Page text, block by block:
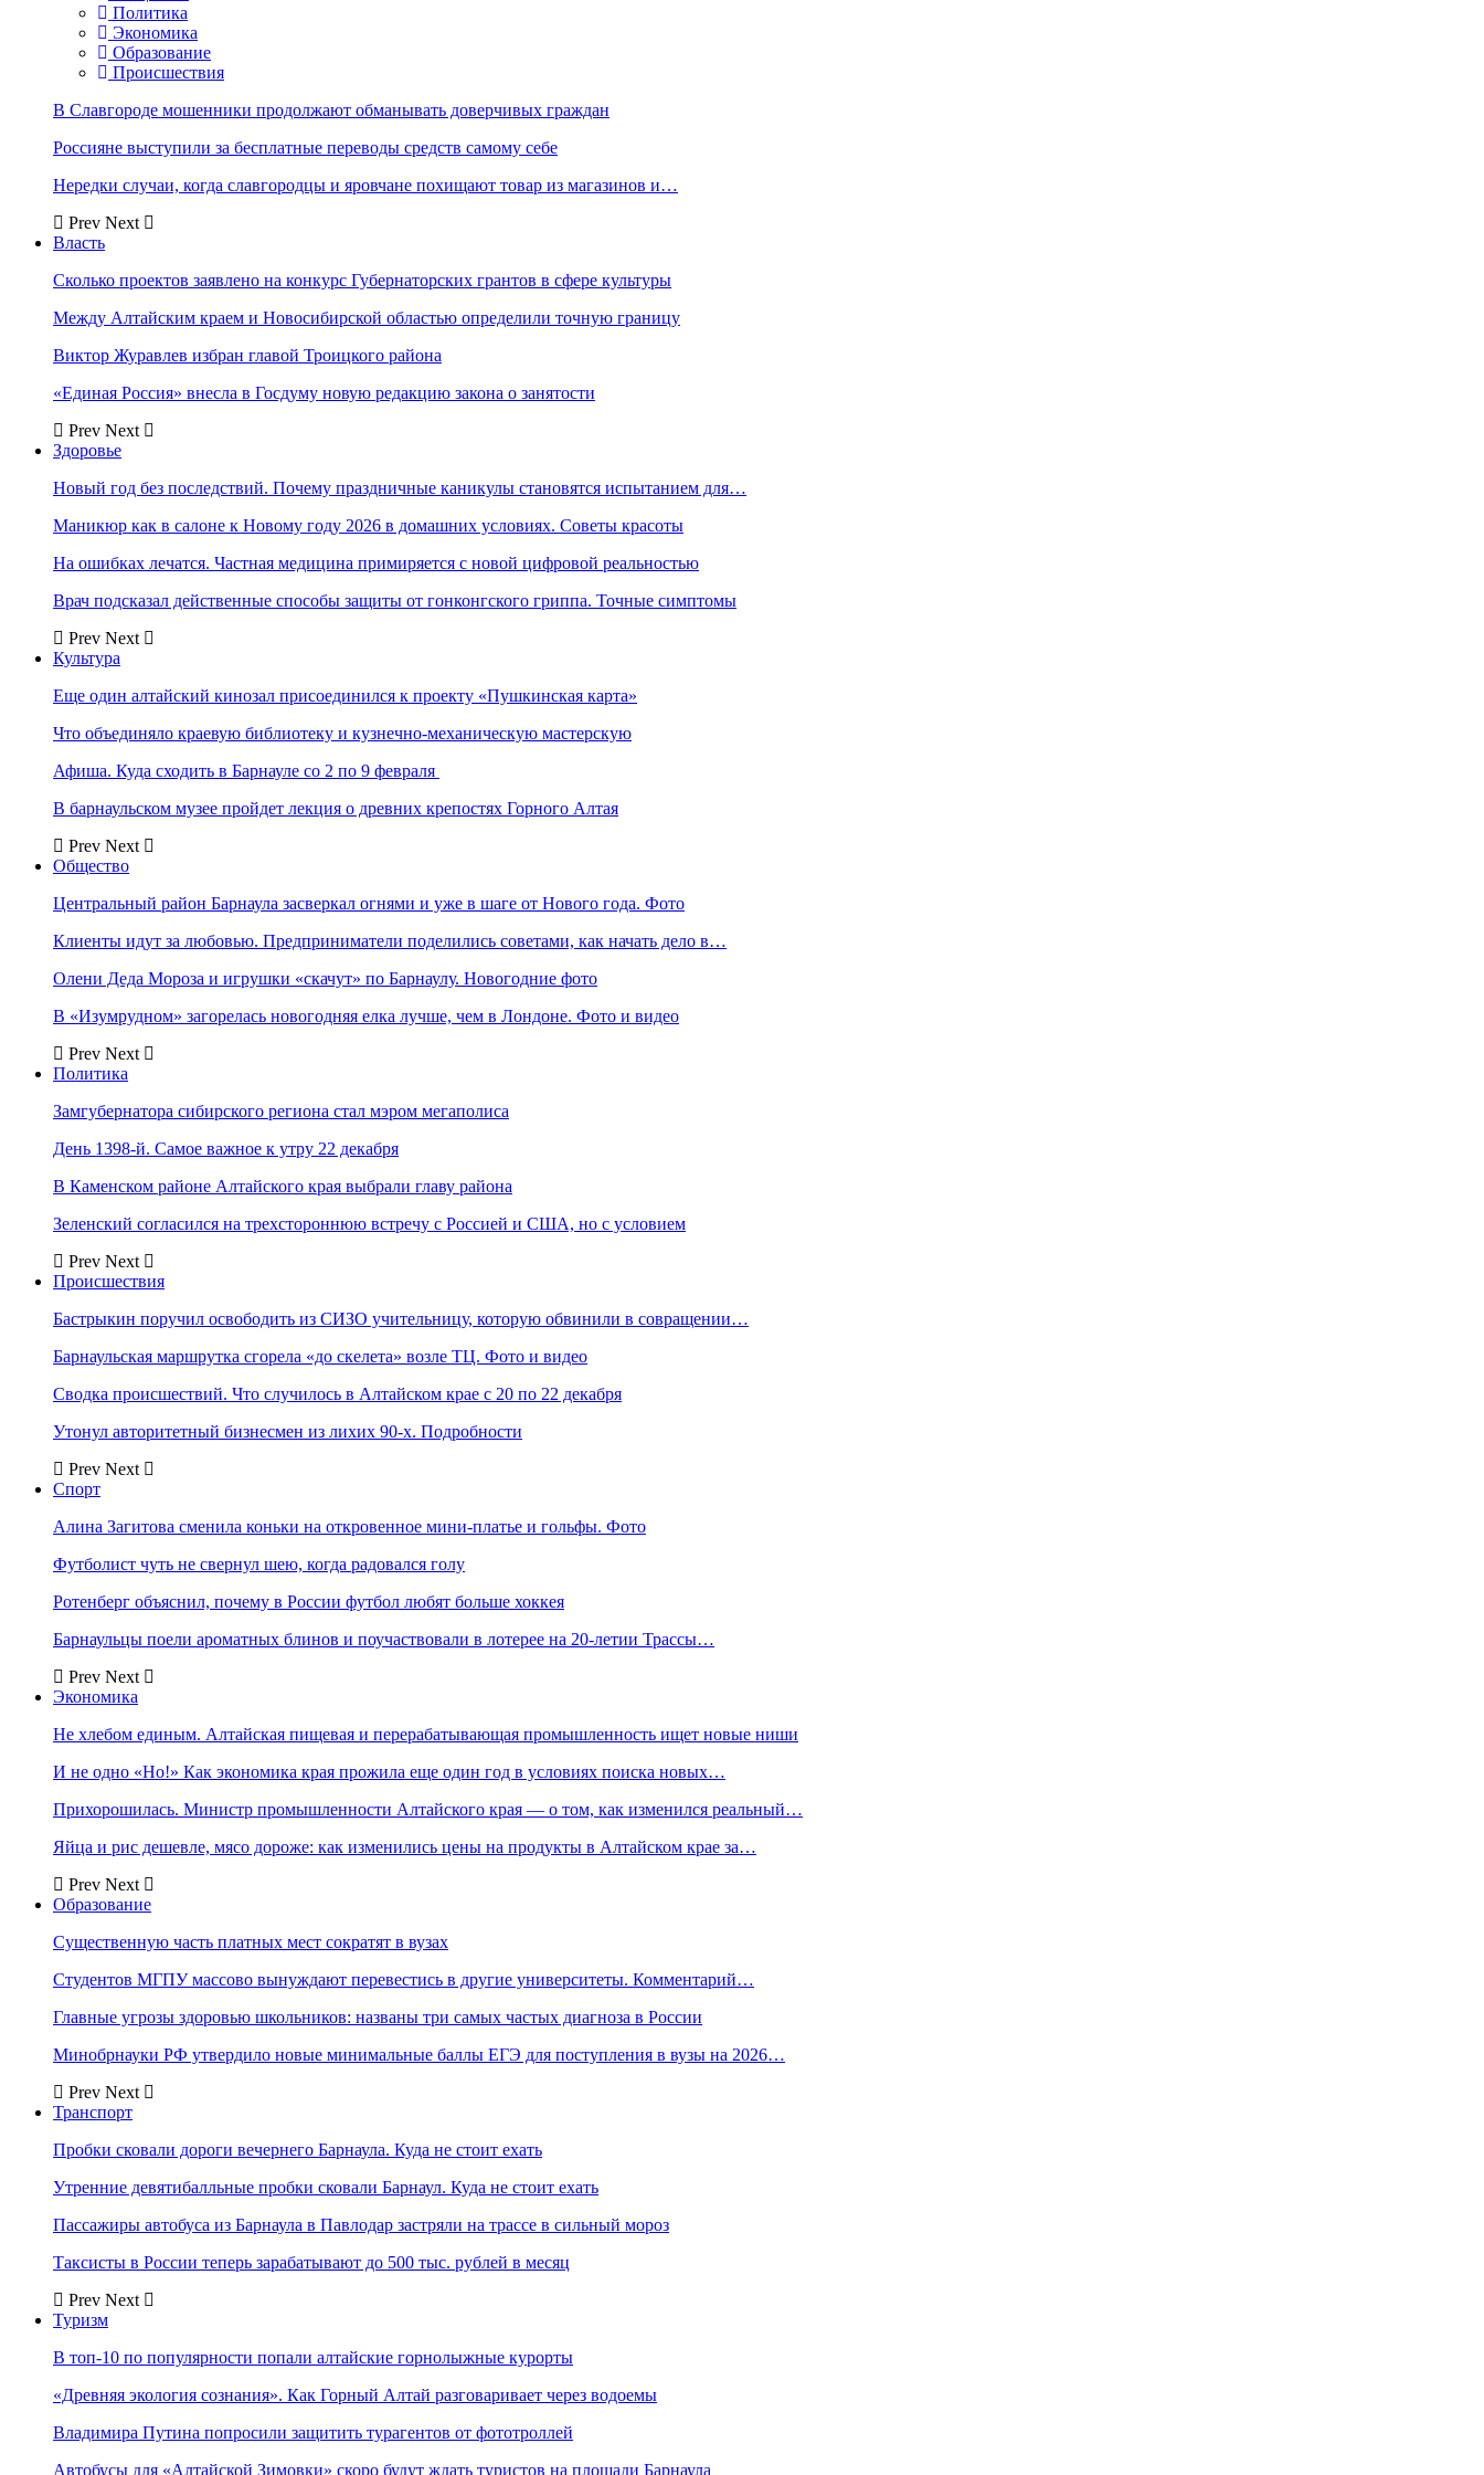
Политика
Экономика
Образование
Происшествия
В Славгороде мошенники продолжают обманывать доверчивых граждан
Россияне выступили за бесплатные переводы средств самому себе
Нередки случаи, когда славгородцы и яровчане похищают товар из магазинов и…
Prev Next
Власть
Сколько проектов заявлено на конкурс Губернаторских грантов в сфере культуры
Между Алтайским краем и Новосибирской областью определили точную границу
Виктор Журавлев избран главой Троицкого района
«Единая Россия» внесла в Госдуму новую редакцию закона о занятости
Prev Next
Здоровье
Новый год без последствий. Почему праздничные каникулы становятся испытанием для…
Маникюр как в салоне к Новому году 2026 в домашних условиях. Советы красоты
На ошибках лечатся. Частная медицина примиряется с новой цифровой реальностью
Врач подсказал действенные способы защиты от гонконгского гриппа. Точные симптомы
Prev Next
Культура
Еще один алтайский кинозал присоединился к проекту «Пушкинская карта»
Что объединяло краевую библиотеку и кузнечно-механическую мастерскую
Афиша. Куда сходить в Барнауле со 2 по 9 февраля
В барнаульском музее пройдет лекция о древних крепостях Горного Алтая
Prev Next
Общество
Центральный район Барнаула засверкал огнями и уже в шаге от Нового года. Фото
Клиенты идут за любовью. Предприниматели поделились советами, как начать дело в…
Олени Деда Мороза и игрушки «скачут» по Барнаулу. Новогодние фото
В «Изумрудном» загорелась новогодняя елка лучше, чем в Лондоне. Фото и видео
Prev Next
Политика
Замгубернатора сибирского региона стал мэром мегаполиса
День 1398-й. Самое важное к утру 22 декабря
В Каменском районе Алтайского края выбрали главу района
Зеленский согласился на трехстороннюю встречу с Россией и США, но с условием
Prev Next
Происшествия
Бастрыкин поручил освободить из СИЗО учительницу, которую обвинили в совращении…
Барнаульская маршрутка сгорела «до скелета» возле ТЦ. Фото и видео
Сводка происшествий. Что случилось в Алтайском крае с 20 по 22 декабря
Утонул авторитетный бизнесмен из лихих 90-х. Подробности
Prev Next
Спорт
Алина Загитова сменила коньки на откровенное мини-платье и гольфы. Фото
Футболист чуть не свернул шею, когда радовался голу
Ротенберг объяснил, почему в России футбол любят больше хоккея
Барнаульцы поели ароматных блинов и поучаствовали в лотерее на 20-летии Трассы…
Prev Next
Экономика
Не хлебом единым. Алтайская пищевая и перерабатывающая промышленность ищет новые ниши
И не одно «Но!» Как экономика края прожила еще один год в условиях поиска новых…
Прихорошилась. Министр промышленности Алтайского края — о том, как изменился реальный…
Яйца и рис дешевле, мясо дороже: как изменились цены на продукты в Алтайском крае за…
Prev Next
Образование
Существенную часть платных мест сократят в вузах
Студентов МГПУ массово вынуждают перевестись в другие университеты. Комментарий…
Главные угрозы здоровью школьников: названы три самых частых диагноза в России
Минобрнауки РФ утвердило новые минимальные баллы ЕГЭ для поступления в вузы на 2026…
Prev Next
Транспорт
Пробки сковали дороги вечернего Барнаула. Куда не стоит ехать
Утренние девятибалльные пробки сковали Барнаул. Куда не стоит ехать
Пассажиры автобуса из Барнаула в Павлодар застряли на трассе в сильный мороз
Таксисты в России теперь зарабатывают до 500 тыс. рублей в месяц
Prev Next
Туризм
В топ-10 по популярности попали алтайские горнолыжные курорты
«Древняя экология сознания». Как Горный Алтай разговаривает через водоемы
Владимира Путина попросили защитить турагентов от фототроллей
Автобусы для «Алтайской Зимовки» скоро будут ждать туристов на площади Барнаула